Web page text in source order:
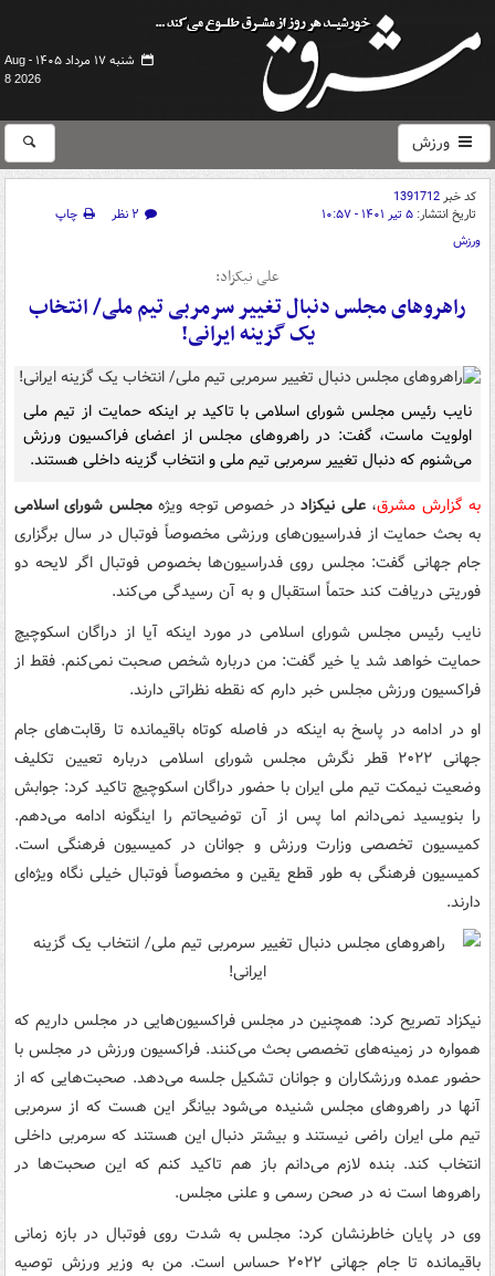
شنبه ۱۷ مرداد ۱۴۰۵ -
Aug
8 2026
ورزش
کد خبر1391712
تاریخ انتشار: ۵ تیر ۱۴۰۱ - ۱۰:۵۷ ۲ نظر
چاپ
ورزش
علی نیکزاد:
راهروهای مجلس دنبال تغییر سرمربی تیم ملی/ انتخاب
یک گزینه ایرانی!
نایب رئیس مجلس شورای اسلامی با تاکید بر اینکه حمایت از تیم ملی
اولویت ماست، گفت: در راهروهای مجلس از اعضای فراکسیون ورزش
می‌شنوم که دنبال تغییر سرمربی تیم ملی و انتخاب گزینه داخلی هستند.
به گزارش مشرق،علی نیکزاددر خصوص توجه ویژهمجلس شورای اسلامی
به بحث حمایت از فدراسیون‌های ورزشی مخصوصاً فوتبال در سال برگزاری
جام جهانی گفت: مجلس روی فدراسیون‌ها بخصوص فوتبال اگر لایحه دو
فوریتی دریافت کند حتماً استقبال و به آن رسیدگی می‌کند.
نایب رئیس مجلس شورای اسلامی در مورد اینکه آیا از دراگان اسکوچیچ
حمایت خواهد شد یا خیر گفت: من درباره شخص صحبت نمی‌کنم. فقط از
فراکسیون ورزش مجلس خبر دارم که نقطه نظراتی دارند.
او در ادامه در پاسخ به اینکه در فاصله کوتاه باقیمانده تا رقابت‌های جام
جهانی ۲۰۲۲ قطر نگرش مجلس شورای اسلامی درباره تعیین تکلیف
وضعیت نیمکت تیم ملی ایران با حضور دراگان اسکوچیچ تاکید کرد: جوابش
را بنویسید نمی‌دانم اما پس از آن توضیحاتم را اینگونه ادامه می‌دهم.
کمیسیون تخصصی وزارت ورزش و جوانان در کمیسیون فرهنگی است.
کمیسیون فرهنگی به طور قطع یقین و مخصوصاً فوتبال خیلی نگاه ویژه‌ای
دارند.
نیکزاد تصریح کرد: همچنین در مجلس فراکسیون‌هایی در مجلس داریم که
همواره در زمینه‌های تخصصی بحث می‌کنند. فراکسیون ورزش در مجلس با
حضور عمده ورزشکاران و جوانان تشکیل جلسه می‌دهد. صحبت‌هایی که از
آنها در راهروهای مجلس شنیده می‌شود بیانگر این هست که از سرمربی
تیم ملی ایران راضی نیستند و بیشتر دنبال این هستند که سرمربی داخلی
انتخاب کند. بنده لازم می‌دانم باز هم تاکید کنم که این صحبت‌ها در
راهروها است نه در صحن رسمی و علنی مجلس.
وی در پایان خاطرنشان کرد: مجلس به شدت روی فوتبال در بازه زمانی
باقیمانده تا جام جهانی ۲۰۲۲ حساس است. من به وزیر ورزش توصیه